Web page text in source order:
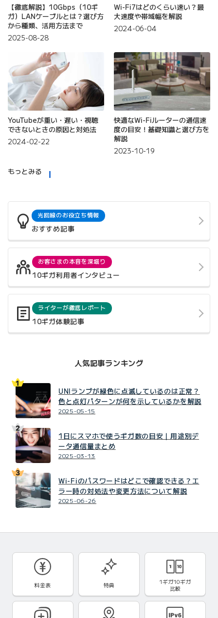
【徹底解説】10Gbps（10ギ
ガ）LANケーブルとは？選び方
から種類、活用方法まで
2025-08-28
Wi-Fi7はどのくらい速い？最
大速度や帯域幅を解説
2024-06-04
YouTubeが重い・遅い・視聴
できないときの原因と対処法
2024-02-22
快適なWi-Fiルーターの通信速
度の目安！基礎知識と選び方を
解説
2023-10-19
もっとみる
光回線のお役立ち情報
おすすめ記事
お客さまの本音を深堀り
10ギガ利用者インタビュー
ライターが徹底レポート
10ギガ体験記事
人気記事ランキング
UNIランプが緑色に点滅しているのは正常？
色と点灯パターンが何を示しているかを解説
2025-05-15
1日にスマホで使うギガ数の目安｜用途別デ
ータ通信量まとめ
2025-03-13
Wi-Fiのパスワードはどこで確認できる？エ
ラー時の対処法や変更方法について解説
2025-06-26
料金表 特典
1ギガ10ギガ
比較